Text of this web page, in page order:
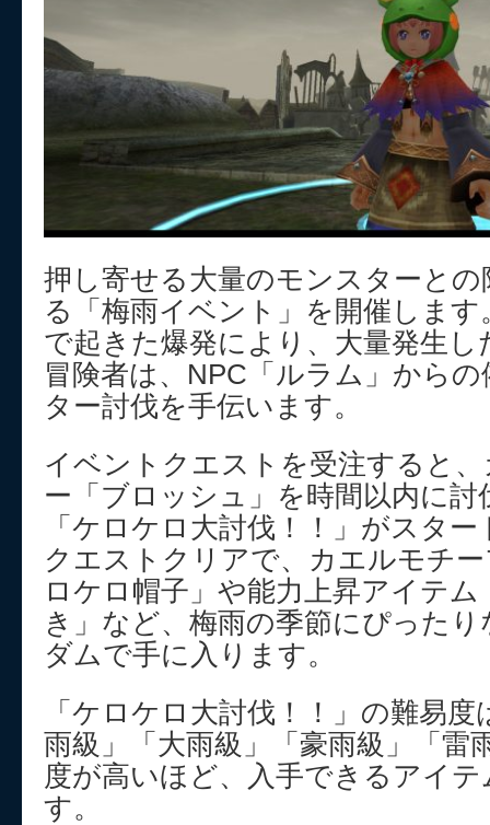
押し寄せる大量のモンスターと
る「梅雨イベント」を開催します
で起きた爆発により、大量発生
冒険者は、NPC「ルラム」から
ター討伐を手伝います。
イベントクエストを受注すると
ー「ブロッシュ」を時間以内に
「ケロケロ大討伐！！」がスター
クエストクリアで、カエルモチ
ロケロ帽子」や能力上昇アイテ
き」など、梅雨の季節にぴった
ダムで手に入ります。
「ケロケロ大討伐！！」の難易
雨級」「大雨級」「豪雨級」「雷
度が高いほど、入手できるアイ
す。